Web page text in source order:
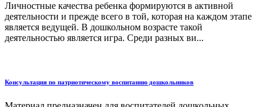
Личностные качества ребенка формируются в активной
деятельности и прежде всего в той, которая на каждом этапе
является ведущей. В дошкольном возрасте такой
деятельностью является игра. Среди разных ви...
Консультация по патриотическому воспитанию дошкольников